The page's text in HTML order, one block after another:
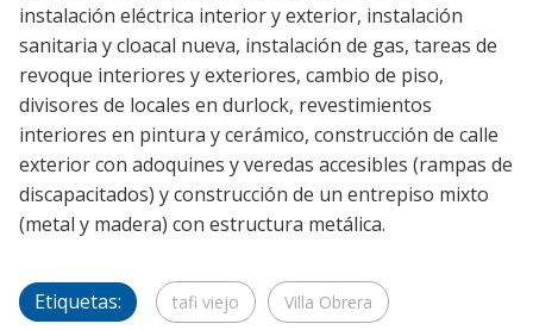
instalación eléctrica interior y exterior, instalación
sanitaria y cloacal nueva, instalación de gas, tareas de
revoque interiores y exteriores, cambio de piso,
divisores de locales en durlock, revestimientos
interiores en pintura y cerámico, construcción de calle
exterior con adoquines y veredas accesibles (rampas de
discapacitados) y construcción de un entrepiso mixto
(metal y madera) con estructura metálica.
Etiquetas: tafi viejo Villa Obrera